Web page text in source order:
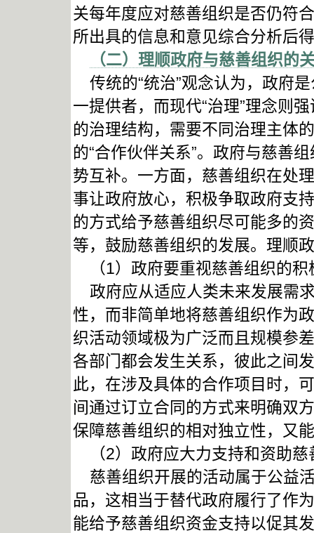
关每年度应对慈善组织是否仍符
所出具的信息和意见综合分析后
（二）理顺政府与慈善组织的
传统的“统治”观念认为，政府
一提供者，而现代“治理”理念则
的治理结构，需要不同治理主体
的“合作伙伴关系”。政府与慈善
势互补。一方面，慈善组织在处
事让政府放心，积极争取政府支
的方式给予慈善组织尽可能多的
等，鼓励慈善组织的发展。理顺
（1）政府要重视慈善组织的积
政府应从适应人类未来发展需
性，而非简单地将慈善组织作为
织活动领域极为广泛而且规模参
各部门都会发生关系，彼此之间
此，在涉及具体的合作项目时，
间通过订立合同的方式来明确双
保障慈善组织的相对独立性，又
（2）政府应大力支持和资助慈
慈善组织开展的活动属于公益
品，这相当于替代政府履行了作
能给予慈善组织资金支持以促其